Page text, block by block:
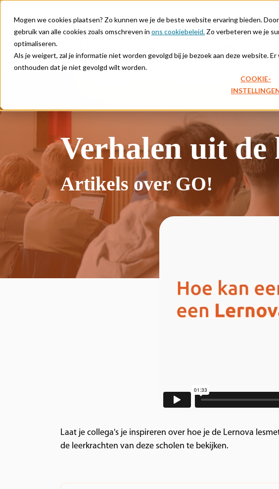
Mogen we cookies plaatsen? Zo kunnen we je de beste website ervaring bieden.
gebruik van alle cookies zoals omschreven in ons cookiebeleid. Zo verbeteren we je
optimaliseren.
Als je weigert, zal je informatie niet worden gevolgd bij je bezoek aan deze website.
onthouden dat je niet gevolgd wilt worden.
COOKIE-
Verhalen uit de
Artikels over GO!
Laat je collega's je inspireren over hoe je de Lernova
de leerkrachten van deze scholen te bekijken.